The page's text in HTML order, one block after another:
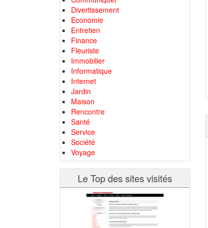
Divertissement
Economie
Entretien
Finance
Fleuriste
Immobilier
Informatique
Internet
Jardin
Maison
Rencontre
Santé
Service
Société
Voyage
Le Top des sites visités